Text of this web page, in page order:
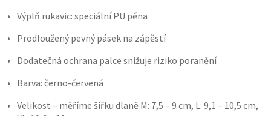
Výplň rukavic: speciální PU pěna
Prodloužený pevný pásek na zápěstí
Dodatečná ochrana palce snižuje riziko poranění
Barva: černo-červená
Velikost – měříme šířku dlaně M: 7,5 – 9 cm, L: 9,1 – 10,5 cm,